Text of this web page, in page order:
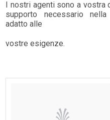
I nostri agenti sono a
supporto necessario
adatto alle
vostre esigenze.